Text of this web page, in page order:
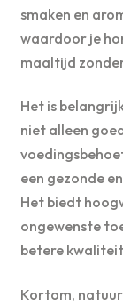
smaken en
waardoor je
maaltijd
Het is
niet alleen
een gezonde
Het biedt
ongewenste
betere
Kortom,